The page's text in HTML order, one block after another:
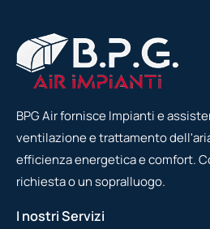
BPG Air fornisce Impianti e
ventilazione e trattamento
efficienza energetica e comfort.
richiesta o un sopralluogo.
I nostri Servizi